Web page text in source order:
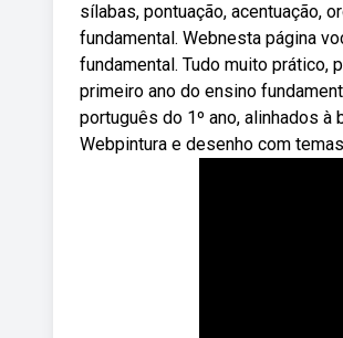
sílabas, pontuação, acentuação,
fundamental. Webnesta página
fundamental. Tudo muito
primeiro ano do ensino
português do 1º ano, alinhados
Webpintura e desenho com